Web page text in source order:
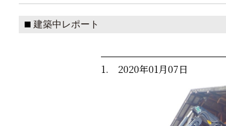
建築中レポート
1. 2020年01月07日